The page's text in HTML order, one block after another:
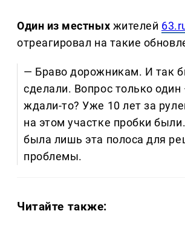
Один из местных жителей
отреагировал на такие
— Браво дорожникам. И так
сделали. Вопрос только один
ждали-то? Уже 10 лет за
на этом участке пробки
была лишь эта полоса для
проблемы.
Читайте также: